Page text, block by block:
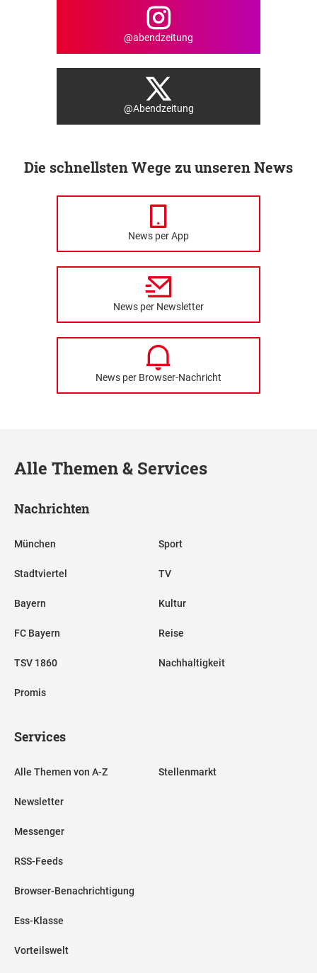
@abendzeitung
@Abendzeitung
Die schnellsten Wege zu unseren News
News per App
News per Newsletter
News per Browser-Nachricht
Alle Themen & Services
Nachrichten
München
Stadtviertel
Bayern
FC Bayern
TSV 1860
Promis
Sport
TV
Kultur
Reise
Nachhaltigkeit
Services
Alle Themen von A-Z
Newsletter
Messenger
RSS-Feeds
Browser-Benachrichtigung
Ess-Klasse
Vorteilswelt
Stellenmarkt